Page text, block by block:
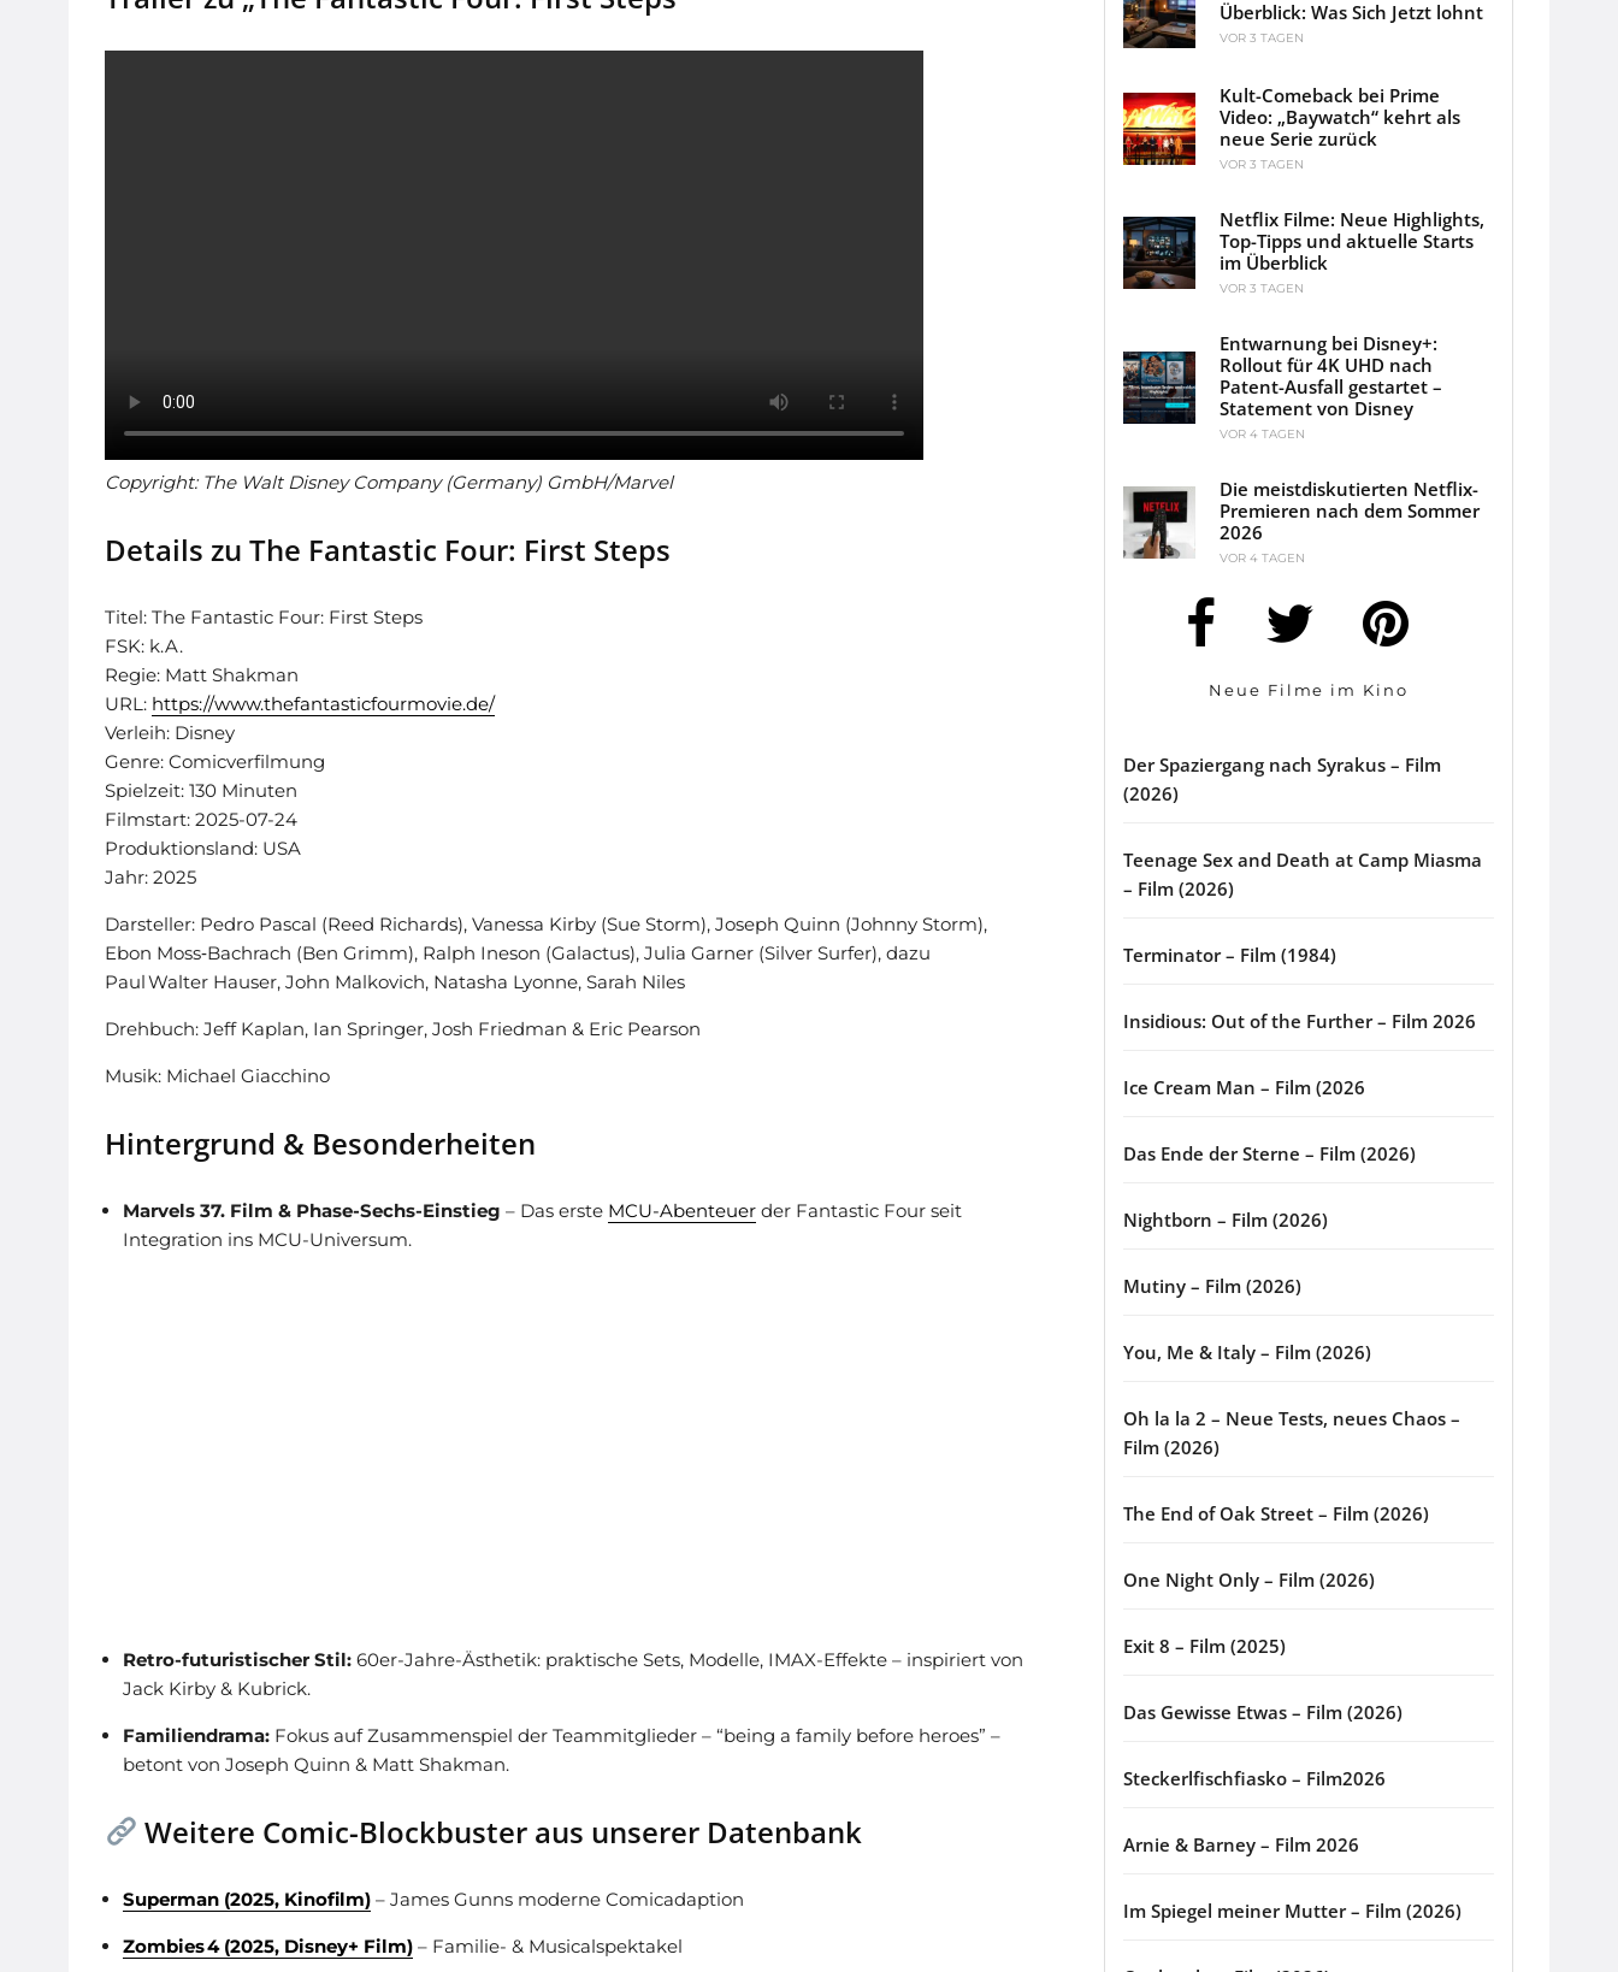
Copyright: The Walt Disney Company (Germany) GmbH/Marvel
Details zu The Fantastic Four: First Steps
Titel: The Fantastic Four: First Steps
FSK: k.A.
Regie: Matt Shakman
URL: https://www.thefantasticfourmovie.de/
Verleih: Disney
Genre: Comicverfilmung
Spielzeit: 130 Minuten
Filmstart: 2025-07-24
Produktionsland: USA
Jahr: 2025
Darsteller: Pedro Pascal (Reed Richards), Vanessa Kirby (Sue Storm), Joseph Quinn (Johnny Storm),
Ebon Moss‑Bachrach (Ben Grimm), Ralph Ineson (Galactus), Julia Garner (Silver Surfer), dazu
Paul Walter Hauser, John Malkovich, Natasha Lyonne, Sarah Niles
Drehbuch: Jeff Kaplan, Ian Springer, Josh Friedman & Eric Pearson
Musik: Michael Giacchino
Hintergrund & Besonderheiten
Marvels 37. Film & Phase-Sechs-Einstieg – Das erste MCU-Abenteuer der Fantastic Four seit
Integration ins MCU-Universum.
Retro-futuristischer Stil: 60er-Jahre-Ästhetik: praktische Sets, Modelle, IMAX-Effekte – inspiriert von
Jack Kirby & Kubrick.
Familiendrama: Fokus auf Zusammenspiel der Teammitglieder – “being a family before heroes” –
betont von Joseph Quinn & Matt Shakman.
Weitere Comic-Blockbuster aus unserer Datenbank
Superman (2025, Kinofilm) – James Gunns moderne Comicadaption
Zombies 4 (2025, Disney+ Film) – Familie- & Musicalspektakel
Überblick: Was Sich Jetzt lohnt
VOR 3 TAGEN
Kult-Comeback bei Prime
Video: „Baywatch“ kehrt als
neue Serie zurück
VOR 3 TAGEN
Netflix Filme: Neue Highlights,
Top-Tipps und aktuelle Starts
im Überblick
VOR 3 TAGEN
Entwarnung bei Disney+:
Rollout für 4K UHD nach
Patent-Ausfall gestartet –
Statement von Disney
VOR 4 TAGEN
Die meistdiskutierten Netflix-
Premieren nach dem Sommer
2026
VOR 4 TAGEN
Neue Filme im Kino
Der Spaziergang nach Syrakus – Film
(2026)
Teenage Sex and Death at Camp Miasma
– Film (2026)
Terminator – Film (1984)
Insidious: Out of the Further – Film 2026
Ice Cream Man – Film (2026
Das Ende der Sterne – Film (2026)
Nightborn – Film (2026)
Mutiny – Film (2026)
You, Me & Italy – Film (2026)
Oh la la 2 – Neue Tests, neues Chaos –
Film (2026)
The End of Oak Street – Film (2026)
One Night Only – Film (2026)
Exit 8 – Film (2025)
Das Gewisse Etwas – Film (2026)
Steckerlfischfiasko – Film2026
Arnie & Barney – Film 2026
Im Spiegel meiner Mutter – Film (2026)